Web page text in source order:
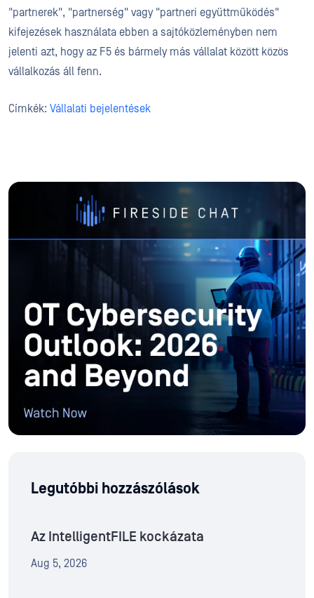
"partnerek", "partnerség" vagy "partneri együttműködés"
kifejezések használata ebben a sajtóközleményben nem
jelenti azt, hogy az F5 és bármely más vállalat között közös
vállalkozás áll fenn.
Címkék: Vállalati bejelentések
Legutóbbi hozzászólások
Az IntelligentFILE kockázata
Aug 5, 2026